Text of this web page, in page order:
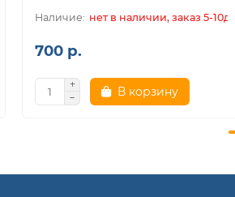
нет в наличии, заказ 5-10дн.
700 р.
В корзину